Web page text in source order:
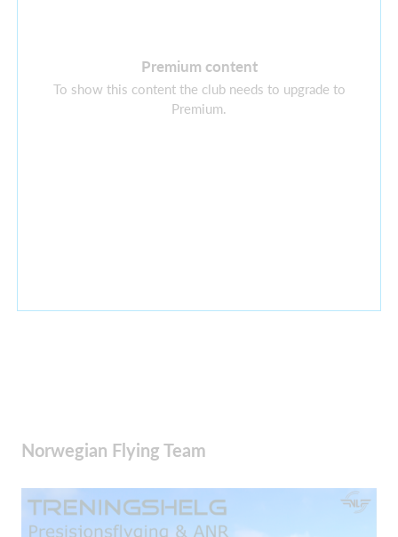
Premium content
To show this content the club needs to upgrade to
Premium.
Norwegian Flying Team